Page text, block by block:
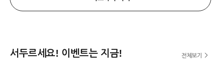
서두르세요! 이벤트는 지금! 전체보기